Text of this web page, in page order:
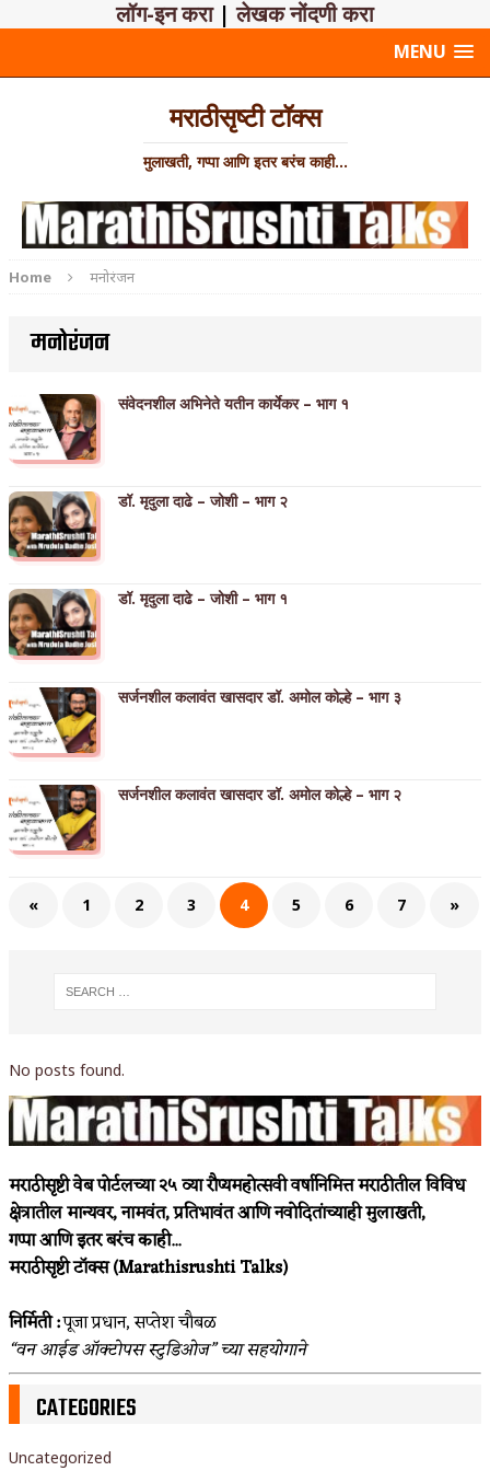
लॉग-इन करा|लेखक नोंदणी करा
MENU
मराठीसृष्टी टॉक्स
मुलाखती, गप्पा आणि इतर बरंच काही...
Home मनोरंजन
मनोरंजन
संवेदनशील अभिनेते यतीन कार्येकर – भाग १
डॉ. मृदुला दाढे – जोशी – भाग २
डॉ. मृदुला दाढे – जोशी – भाग १
सर्जनशील कलावंत खासदार डॉ. अमोल कोल्हे – भाग ३
सर्जनशील कलावंत खासदार डॉ. अमोल कोल्हे – भाग २
« 1 2 3 4 5 6 7 »
No posts found.
मराठीसृष्टी वेब पोर्टलच्या २५ व्या रौप्यमहोत्सवी वर्षानिमित्त मराठीतील विविध
क्षेत्रातील मान्यवर, नामवंत, प्रतिभावंत आणि नवोदितांच्याही मुलाखती,
गप्पा आणि इतर बरंच काही...
मराठीसृष्टी टॉक्स (Marathisrushti Talks)
निर्मिती :पूजा प्रधान, सप्तेश चौबळ
“वन आईड ऑक्टोपस स्टुडिओज” च्या सहयोगाने
CATEGORIES
Uncategorized